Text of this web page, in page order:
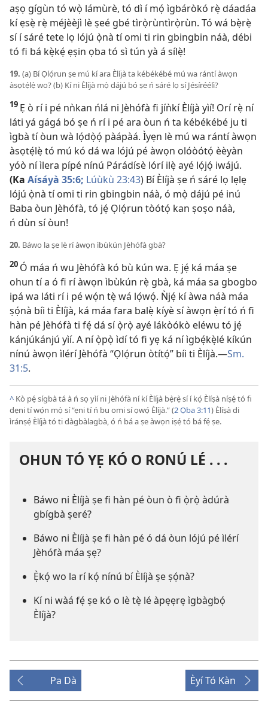
aṣọ gígùn tó wọ̀ lámùrè, tó dì í mọ́ ìgbáròkó rẹ̀ dáadáa
kí ẹsẹ̀ rẹ̀ méjèèjì lè ṣeé gbé tìrọ̀rùntìrọ̀rùn. Tó wá bẹ̀rẹ̀
sí í sáré tete lọ lójú ọ̀nà tí omi ti rin gbingbin náà, débi
tó fi bá kẹ̀kẹ́ ẹṣin ọba tó sì tún yà á sílẹ̀!
19. (a) Bí Ọlọ́run ṣe mú kí ara Èlíjà ta kébékébé mú wa rántí àwọn
àsọtẹ́lẹ̀ wo? (b) Kí ni Èlíjà mọ̀ dájú bó ṣe ń sáré lọ sí Jésíréélì?
19 Ẹ ò rí i pé nǹkan ńlá ni Jèhófà fi jíǹkí Èlíjà yìí! Orí rẹ̀ ní
láti yá gágá bó ṣe ń rí i pé ara òun ń ta kébékébé ju ti
ìgbà tí òun wà lọ́dọ̀ọ́ pàápàá. Ìyẹn lè mú wa rántí àwọn
àsọtẹ́lẹ̀ tó mú kó dá wa lójú pé àwọn olóòótọ́ èèyàn
yóò ní ìlera pípé nínú Párádísè lórí ilẹ̀ ayé lọ́jọ́ iwájú.
(Ka Aísáyà 35:6; Lúùkù 23:43) Bí Èlíjà ṣe ń sáré lọ lẹlẹ
lójú ọ̀nà tí omi ti rin gbingbin náà, ó mọ̀ dájú pé inú
Baba òun Jèhófà, tó jẹ́ Ọlọ́run tòótọ́ kan ṣoṣo náà,
ń dùn sí òun!
20. Báwo la ṣe lè rí àwọn ìbùkún Jèhófà gbà?
20 Ó máa ń wu Jèhófà kó bù kún wa. Ẹ jẹ́ ká máa ṣe
ohun tí a ó fi rí àwọn ìbùkún rẹ̀ gbà, ká máa sa gbogbo
ipá wa láti rí i pé wọ́n tẹ̀ wá lọ́wọ́. Ǹjẹ́ kí àwa náà máa
ṣọ́nà bíi ti Èlíjà, ká máa fara balẹ̀ kíyè sí àwọn ẹ̀rí tó ń fi
hàn pé Jèhófà ti fẹ́ dá sí ọ̀rọ̀ ayé lákòókò eléwu tó jẹ́
kánjúkánjú yìí. A ní ọ̀pọ̀ ìdí tó fi yẹ ká ní ìgbẹ́kẹ̀lé kíkún
nínú àwọn ìlérí Jèhófà “Ọlọ́run òtítọ́” bíi ti Èlíjà.—Sm.
31:5.
^ Kò pẹ́ sígbà tá à ń sọ yìí ni Jèhófà ní kí Èlíjà bẹ̀rẹ̀ sí í kọ́ Èlíṣà níṣẹ́ tó fi
dẹni tí wọ́n mọ̀ sí “ẹni tí ń bu omi sí ọwọ́ Èlíjà.” (2 Ọba 3:11) Èlíṣà di
ìránṣẹ́ Èlíjà tó ti dàgbàlagbà, ó ń bá a ṣe àwọn iṣẹ́ tó bá fẹ́ ṣe.
OHUN TÓ YẸ KÓ O RONÚ LÉ . . .
Báwo ni Èlíjà ṣe fi hàn pé òun ò fi ọ̀rọ̀ àdúrà
gbígbà ṣeré?
Báwo ni Èlíjà ṣe fi hàn pé ó dá òun lójú pé ìlérí
Jèhófà máa ṣẹ?
Ẹ̀kọ́ wo la rí kọ́ nínú bí Èlíjà ṣe ṣọ́nà?
Kí ni wàá fẹ́ ṣe kó o lè tẹ̀ lé àpẹẹrẹ ìgbàgbọ́
Èlíjà?
Pa Dà Èyí Tó Kàn